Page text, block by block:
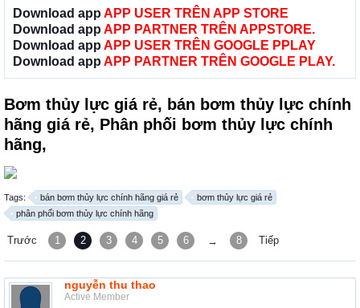
Download app APP USER TRÊN APP STORE
Download app APP PARTNER TRÊN APPSTORE.
Download app APP USER TRÊN GOOGLE PPLAY
Download app APP PARTNER TRÊN GOOGLE PLAY.
Bơm thủy lực giá rẻ, bán bơm thủy lực chính
hãng giá rẻ, Phân phối bơm thủy lực chính
hãng,
Tags: bán bơm thủy lực chính hãng giá rẻ
bơm thủy lực giá rẻ
phân phối bơm thủy lực chính hãng
Trước 1 2 3 4 5 6 → 8 Tiếp
nguyễn thu thao
Active Member